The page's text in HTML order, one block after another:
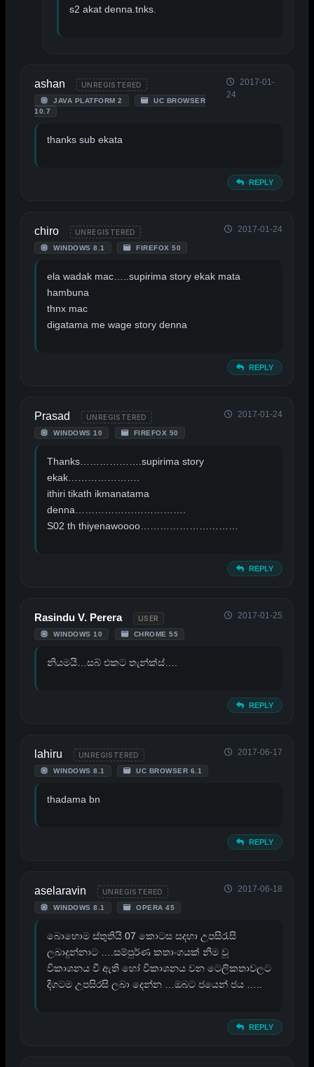
s2 akat denna.tnks.
ashan UNREGISTERED
JAVA PLATFORM 2
UC BROWSER
10.7
2017-01-
24
thanks sub ekata
REPLY
chiro UNREGISTERED
WINDOWS 8.1 FIREFOX 50
2017-01-24
ela wadak mac…..supirima story ekak mata
hambuna
thnx mac
digatama me wage story denna
REPLY
Prasad UNREGISTERED
WINDOWS 10 FIREFOX 50
2017-01-24
Thanks……………….supirima story
ekak………………….
ithiri tikath ikmanatama
denna…………………………….
S02 th thiyenawoooo…………………………
REPLY
Rasindu V. Perera USER
WINDOWS 10 CHROME 55
2017-01-25
නියමයි…සබ් එකට තැන්ක්ස්….
REPLY
lahiru UNREGISTERED
WINDOWS 8.1 UC BROWSER 6.1
2017-06-17
thadama bn
REPLY
aselaravin UNREGISTERED
WINDOWS 8.1 OPERA 45
2017-06-18
බොහොම ස්තුතියි 07 කොටස සදහා උපසිරැසි
ලබාදුන්නාට ….සම්පුර්ණ කතාංගයක් නිම වූ
විකාශනය වී ඇති හෝ විකාශනය වන ටෙලිකතාවලට
දිගටම උපසිරසි ලබා දෙන්න …ඔබට ජයෙන් ජය …..
REPLY